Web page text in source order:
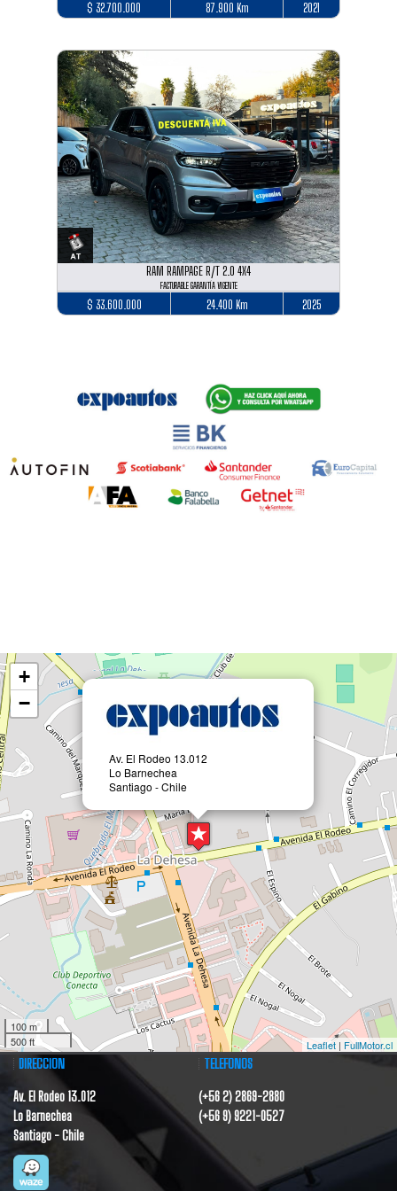
$ 32.700.000 87.900 Km 2021
RAM RAMPAGE R/T 2.0 4X4
FACTURABLE GARANTÍA VIGENTE
$ 33.600.000 24.400 Km 2025
Av. El Rodeo 13.012
Lo Barnechea
Santiago - Chile
+
−
100 m
500 ft
Leaflet | FullMotor.cl
DIRECCIÓN
Av. El Rodeo 13.012
Lo Barnechea
Santiago - Chile
TELÉFONOS
(+56 2) 2869-2880
(+56 9) 9221-0527